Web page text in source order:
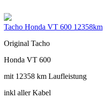
Tacho Honda VT 600 12358km
Original Tacho
Honda VT 600
mit 12358 km Laufleistung
inkl aller Kabel